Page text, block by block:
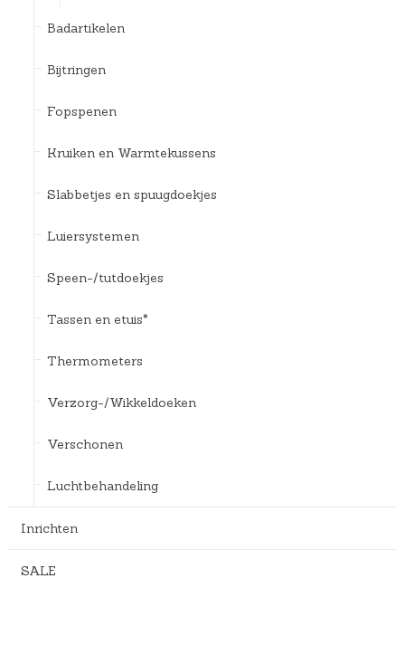
Badartikelen
Bijtringen
Fopspenen
Kruiken en Warmtekussens
Slabbetjes en spuugdoekjes
Luiersystemen
Speen-/tutdoekjes
Tassen en etuis*
Thermometers
Verzorg-/Wikkeldoeken
Verschonen
Luchtbehandeling
Inrichten
SALE